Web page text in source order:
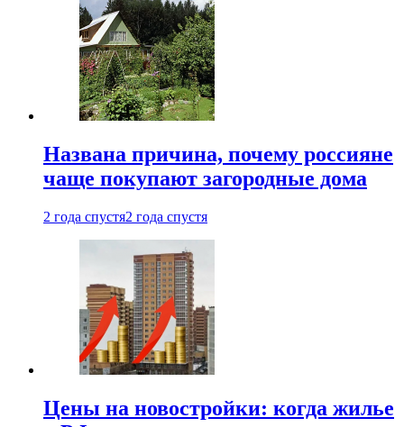
Названа причина, почему россияне
чаще покупают загородные дома
2 года спустя2 года спустя
Цены на новостройки: когда жилье